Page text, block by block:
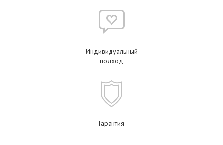
Индивидуальный
подход
Гарантия